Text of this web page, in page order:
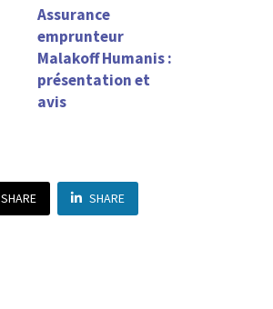
Assurance
emprunteur
Malakoff Humanis :
présentation et
avis
SHARE SHARE